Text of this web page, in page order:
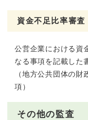
資金不足比率審査
公営企業における資
なる事項を記載した
（地方公共団体の
項）
その他の監査